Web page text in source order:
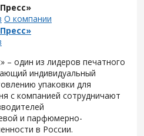
О компании
– один из лидеров печатного
индивидуальный
упаковки для
с компанией сотрудничают
и парфюмерно-
в России.